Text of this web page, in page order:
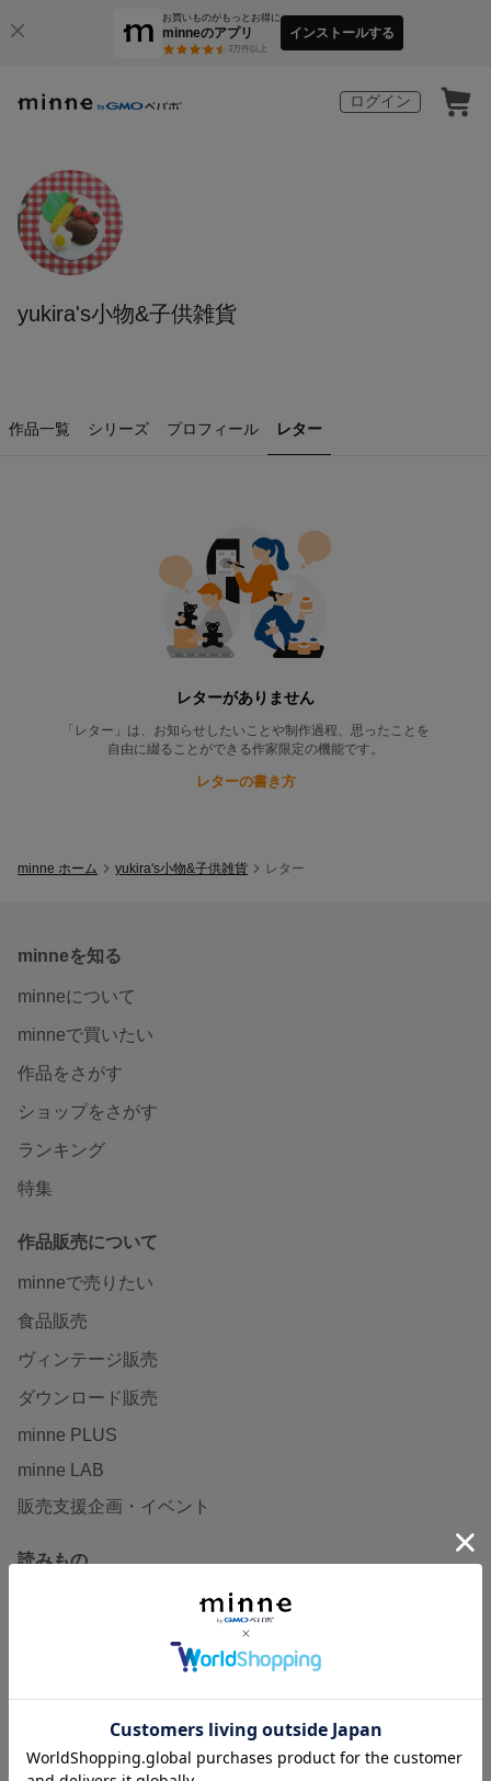
お買いものがもっとお得に
minneのアプリ
3万件以上
インストールする
ログイン
yukira's小物&子供雑貨
作品一覧 シリーズ プロフィール レター
yukira's小物&子供雑貨 のレター一覧
レターがありません
「レター」は、お知らせしたいことや制作過程、思ったことを
自由に綴ることができる作家限定の機能です。
レターの書き方
minne ホーム yukira's小物&子供雑貨 レター
minneを知る
minneについて
minneで買いたい
作品をさがす
ショップをさがす
ランキング
特集
作品販売について
minneで売りたい
食品販売
ヴィンテージ販売
ダウンロード販売
minne PLUS
minne LAB
販売支援企画・イベント
読みもの
企業の方へ